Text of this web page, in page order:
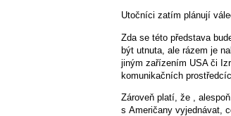
Utočníci zatím plánují
Zda se této představa
být utnuta, ale rázem je
jiným zařízením USA či
komunikačních
Zároveň platí, že ,
s Američany vyjednávat,